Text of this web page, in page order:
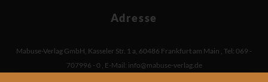
Adresse
Mabuse-Verlag GmbH, Kasseler Str. 1 a, 60486 Frankfurt am Main , Tel: 069 -
707996 - 0 , E-Mail: info@mabuse-verlag.de